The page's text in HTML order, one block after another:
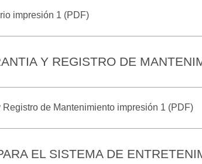
impresión 1 (PDF)
Y REGISTRO DE
Registro de Mantenimiento impresión 1 (PDF)
EL SISTEMA DE